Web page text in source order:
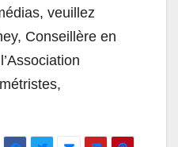
veuillez
Conseillère en